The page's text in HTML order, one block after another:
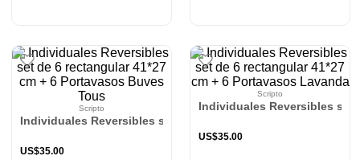
Scripto
Individuales Reversibles set de 6 rectangular 41*27 cm + 6
US$35.00
Scripto
Individuales Reversibles set
US$35.00